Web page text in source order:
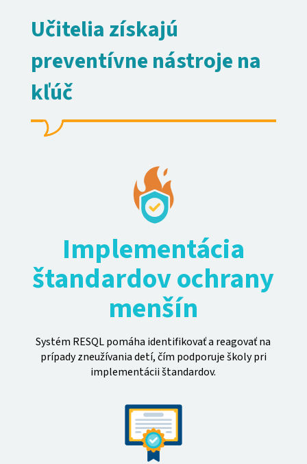
Učitelia získajú
preventívne nástroje na
kľúč
Implementácia
štandardov ochrany
menšín
Systém RESQL pomáha identifikovať a reagovať na
prípady zneužívania detí, čím podporuje školy pri
implementácii štandardov.